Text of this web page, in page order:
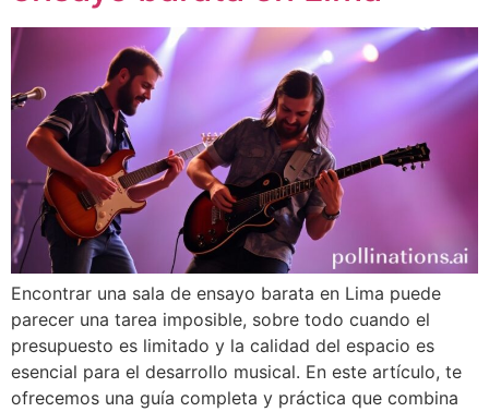
Encontrar una sala de ensayo barata en Lima puede
parecer una tarea imposible, sobre todo cuando el
presupuesto es limitado y la calidad del espacio es
esencial para el desarrollo musical. En este artículo, te
ofrecemos una guía completa y práctica que combina